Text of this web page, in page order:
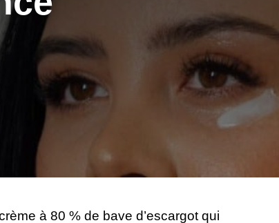
à 80 % de bave d’escargot qui